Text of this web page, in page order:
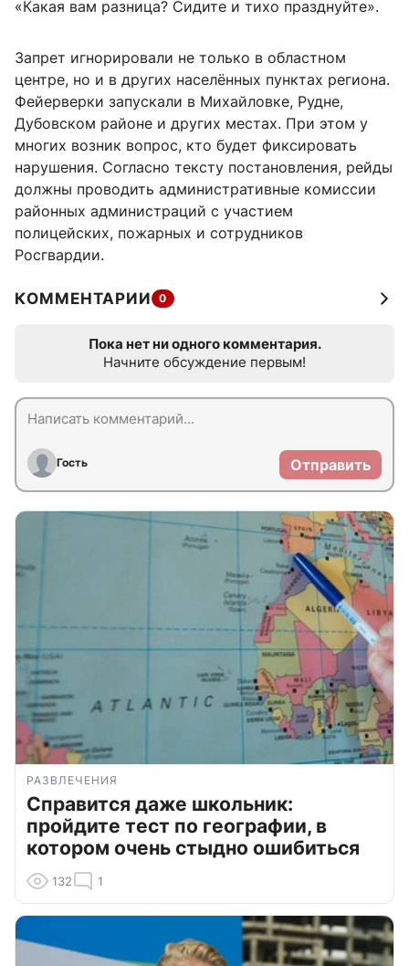
«Какая вам разница? Сидите и тихо празднуйте».
Запрет игнорировали не только в областном
центре, но и в других населённых пунктах региона.
Фейерверки запускали в Михайловке, Рудне,
Дубовском районе и других местах. При этом у
многих возник вопрос, кто будет фиксировать
нарушения. Согласно тексту постановления, рейды
должны проводить административные комиссии
районных администраций с участием
полицейских, пожарных и сотрудников
Росгвардии.
КОММЕНТАРИИ 0
Пока нет ни одного комментария.
Начните обсуждение первым!
Гость Отправить
РАЗВЛЕЧЕНИЯ
Справится даже школьник:
пройдите тест по географии, в
котором очень стыдно ошибиться
132 1